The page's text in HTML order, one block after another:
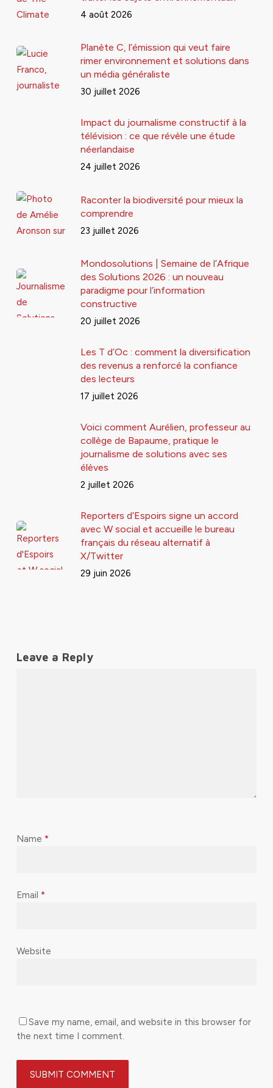
4 août 2026
Planète C, l’émission qui veut faire
rimer environnement et solutions dans
un média généraliste
30 juillet 2026
Impact du journalisme constructif à la
télévision : ce que révèle une étude
néerlandaise
24 juillet 2026
Raconter la biodiversité pour mieux la
comprendre
23 juillet 2026
Mondosolutions | Semaine de l’Afrique
des Solutions 2026 : un nouveau
paradigme pour l’information
constructive
20 juillet 2026
Les T d’Oc : comment la diversification
des revenus a renforcé la confiance
des lecteurs
17 juillet 2026
Voici comment Aurélien, professeur au
collège de Bapaume, pratique le
journalisme de solutions avec ses
élèves
2 juillet 2026
Reporters d’Espoirs signe un accord
avec W social et accueille le bureau
français du réseau alternatif à
X/Twitter
29 juin 2026
Leave a Reply
Name *
Email *
Website
Save my name, email, and website in this browser for
the next time I comment.